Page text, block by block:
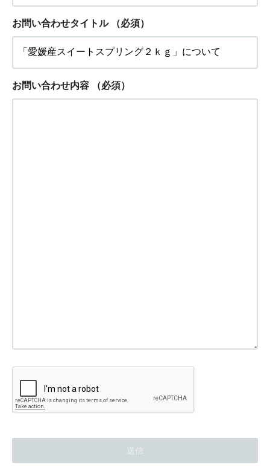
お問い合わせタイトル （必須）
お問い合わせ内容 （必須）